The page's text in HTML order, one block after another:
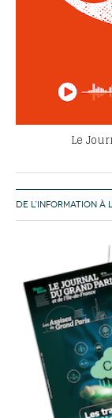
Le
DE L’INFORMATION À